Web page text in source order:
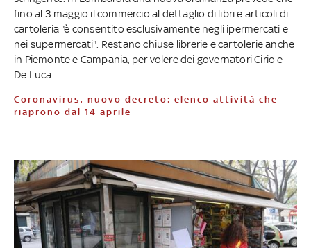
fino al 3 maggio il commercio al dettaglio di libri e articoli di
cartoleria "è consentito esclusivamente negli ipermercati e
nei supermercati". Restano chiuse librerie e cartolerie anche
in Piemonte e Campania, per volere dei governatori Cirio e
De Luca
Coronavirus, nuovo decreto: elenco attività che
riaprono dal 14 aprile